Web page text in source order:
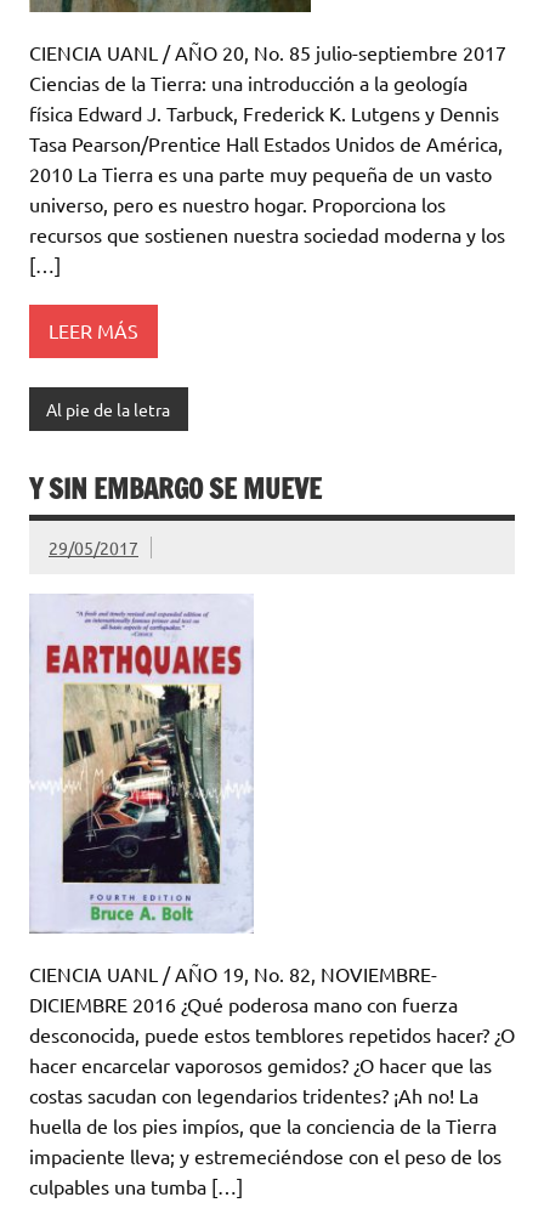
CIENCIA UANL / AÑO 20, No. 85 julio-septiembre 2017
Ciencias de la Tierra: una introducción a la geología
física Edward J. Tarbuck, Frederick K. Lutgens y Dennis
Tasa Pearson/Prentice Hall Estados Unidos de América,
2010 La Tierra es una parte muy pequeña de un vasto
universo, pero es nuestro hogar. Proporciona los
recursos que sostienen nuestra sociedad moderna y los
[…]
LEER MÁS
Al pie de la letra
Y SIN EMBARGO SE MUEVE
29/05/2017
CIENCIA UANL / AÑO 19, No. 82, NOVIEMBRE-
DICIEMBRE 2016 ¿Qué poderosa mano con fuerza
desconocida, puede estos temblores repetidos hacer? ¿O
hacer encarcelar vaporosos gemidos? ¿O hacer que las
costas sacudan con legendarios tridentes? ¡Ah no! La
huella de los pies impíos, que la conciencia de la Tierra
impaciente lleva; y estremeciéndose con el peso de los
culpables una tumba […]